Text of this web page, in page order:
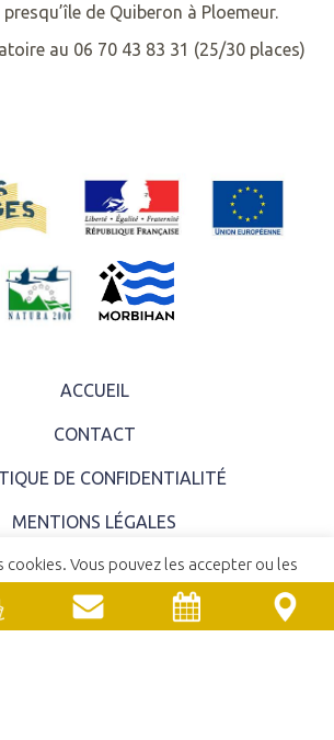
de Quiberon à Ploemeur.
au 06 70 43 83 31 (25/30 places)
ACCUEIL
CONTACT
DE CONFIDENTIALITÉ
MENTIONS LÉGALES
COMITÉ SYNDICAL
EMPLOIS ET STAGES
cookies. Vous pouvez les accepter ou les
REFUSER En savoir plus